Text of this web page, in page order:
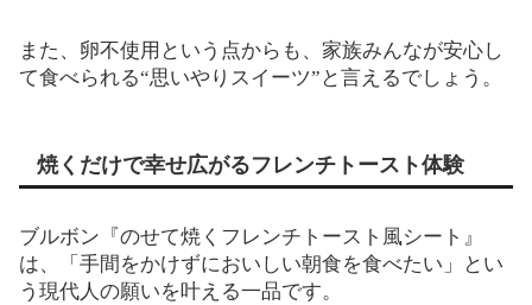
また、卵不使用という点からも、家族みんなが安心し
て食べられる“思いやりスイーツ”と言えるでしょう。
焼くだけで幸せ広がるフレンチトースト体験
ブルボン『のせて焼くフレンチトースト風シート』
は、「手間をかけずにおいしい朝食を食べたい」とい
う現代人の願いを叶える一品です。